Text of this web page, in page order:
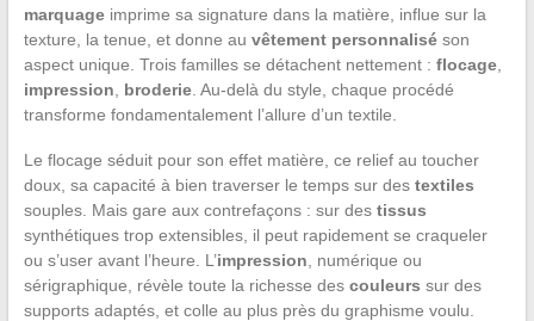
marquageimprime sa signature dans la matière, influe sur la
texture, la tenue, et donne au vêtement personnaliséson
aspect unique. Trois familles se détachent nettement : flocage,
impression
broderie. Au-delà du style, chaque procédé
transforme fondamentalement l’allure d’un textile.
Le flocage séduit pour son effet matière, ce relief au toucher
doux, sa capacité à bien traverser le temps sur des textiles
souples. Mais gare aux contrefaçons : sur des tissus
synthétiques trop extensibles, il peut rapidement se craqueler
ou s’user avant l’heure. L’impression , numérique ou
sérigraphique, révèle toute la richesse des couleurs sur des
supports adaptés, et colle au plus près du graphisme voulu.